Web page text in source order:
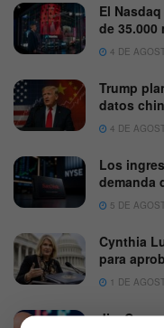
El
de
4 DE
Trump
datos
4 DE
Los
demanda
5 DE
Cynthia
para
1 DE
Jim